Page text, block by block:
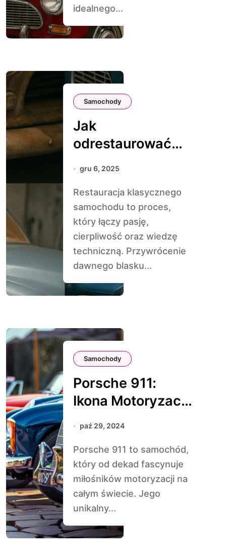
idealnego...
Samochody
Jak
odrestaurować
klasyczny
kroku
gru 6, 2025
Restauracja klasycznego
samochodu to proces,
który łączy pasję,
cierpliwość oraz wiedzę
techniczną. Przywrócenie
dawnego blasku...
Samochody
Porsche 911:
Ikona Motoryzacji
przez Dekady
paź 29, 2024
Porsche 911 to samochód,
który od dekad fascynuje
miłośników motoryzacji na
całym świecie. Jego
unikalny...